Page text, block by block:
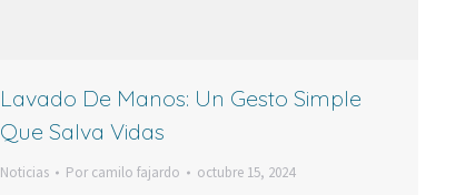
Lavado De Manos: Un Gesto Simple
Que Salva Vidas
Noticias Por camilo fajardo octubre 15, 2024